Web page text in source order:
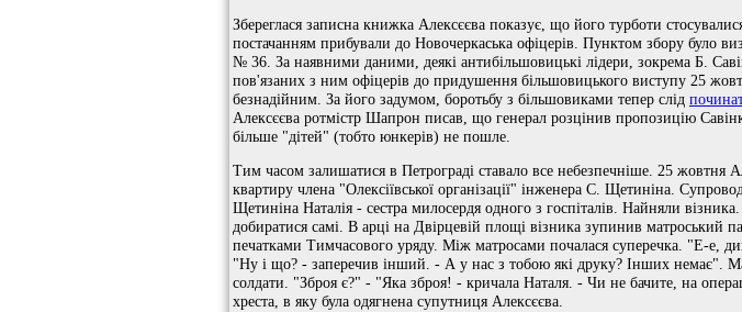
Збереглася записна книжка Алексєєва показує, що його турботи
постачанням прибували до Новочеркаська офіцерів. Пунктом збору було
№ 36. За наявними даними, деякі антибільшовицькі лідери, зокрема Б.
пов'язаних з ним офіцерів до придушення більшовицького виступу 25
безнадійним. За його задумом, боротьбу з більшовиками тепер слід
Алексєєва ротмістр Шапрон писав, що генерал розцінив пропозицію
більше "дітей" (тобто юнкерів) не пошле.
Тим часом залишатися в Петрограді ставало все небезпечніше. 25 жовтня
квартиру члена "Олексіївської організації" інженера С. Щетиніна.
Щетиніна Наталія - ​​сестра милосердя одного з госпіталів. Найняли
добиратися самі. В арці на Двірцевій площі візника зупинив матроський
печатками Тимчасового уряду. Між матросами почалася суперечка. "Е-е,
"Ну і що? - заперечив інший. - А у нас з тобою які друку? Інших немає".
солдати. "Зброя є?" - "Яка зброя! - кричала Наталя. - Чи не бачите, на
хреста, в яку була одягнена супутниця Алексєєва.